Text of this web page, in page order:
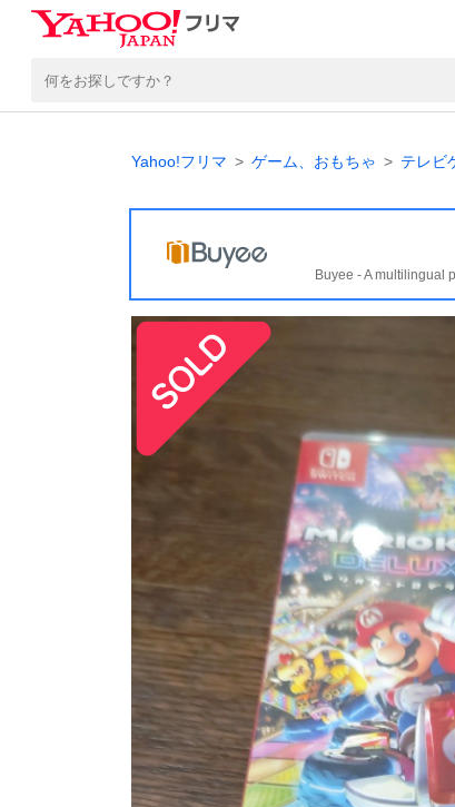
Yahoo!フリマ ゲーム、おもちゃ テレビ
Buyee - A multilingual